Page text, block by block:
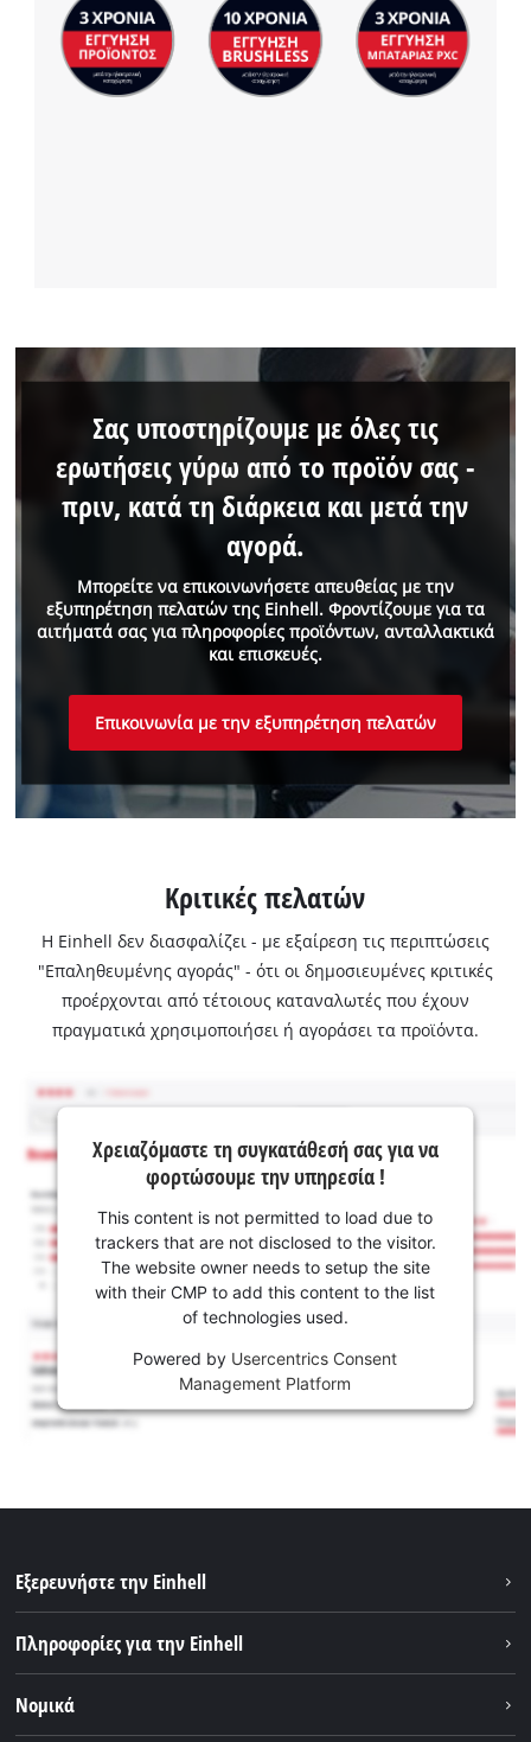
Μπορείτε να επικοινωνήσετε απευθείας με την
εξυπηρέτηση πελατών της Einhell. Φροντίζουμε για τα
αιτήματά σας για πληροφορίες προϊόντων, ανταλλακτικά
και επισκευές.
Σας υποστηρίζουμε με όλες τις
ερωτήσεις γύρω από το προϊόν σας -
πριν, κατά τη διάρκεια και μετά την
αγορά.
Επικοινωνία με την εξυπηρέτηση πελατών
Κριτικές πελατών
Η Einhell δεν διασφαλίζει - με εξαίρεση τις περιπτώσεις
"Επαληθευμένης αγοράς" - ότι οι δημοσιευμένες κριτικές
προέρχονται από τέτοιους καταναλωτές που έχουν
πραγματικά χρησιμοποιήσει ή αγοράσει τα προϊόντα.
Χρειαζόμαστε τη συγκατάθεσή σας για να
φορτώσουμε την υπηρεσία !
This content is not permitted to load due to
trackers that are not disclosed to the visitor.
The website owner needs to setup the site
with their CMP to add this content to the list
of technologies used.
Powered by Usercentrics Consent
Management Platform
Εξερευνήστε την Einhell
Σύστημα μπαταριών
Πληροφορίες για την Einhell
Νομικά